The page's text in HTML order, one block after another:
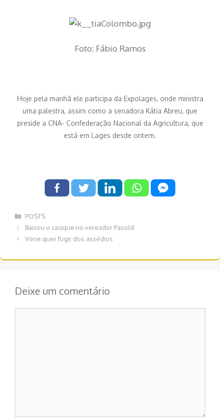
Foto: Fábio Ramos
Hoje pela manhã ele participa da Expolages, onde ministra
uma palestra, assim como a senadora Kátia Abreu, que
preside a CNA- Confederação Nacional da Agricultura, que
está em Lages desde ontem.
Categorias
POSTS
Navegação
Baixou o cacique no vereador Pasold
Vone quer fugir dos assédios
Deixe um comentário